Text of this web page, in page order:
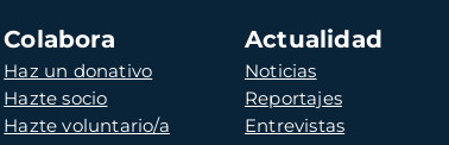
Colabora
Haz un donativo
Hazte socio
Hazte voluntario/a
Actualidad
Noticias
Reportajes
Entrevistas